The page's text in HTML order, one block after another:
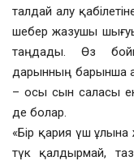
талдай алу
шебер жазушы
таңдады. Өз
дарынның барынша
– осы сын саласы
де болар.
«Бір қария үш
түк қалдырмай,